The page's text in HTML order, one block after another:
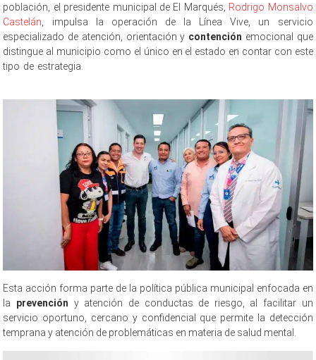
población, el presidente municipal de El Marqués, Rodrigo Monsalvo
Castelán , impulsa la operación de la Línea Vive, un servicio
especializado de atención, orientación y contención emocional que
distingue al municipio como el único en el estado en contar con este
tipo de estrategia.
Esta acción forma parte de la política pública municipal enfocada en
la prevención y atención de conductas de riesgo, al facilitar un
servicio oportuno, cercano y confidencial que permite la detección
temprana y atención de problemáticas en materia de salud mental.